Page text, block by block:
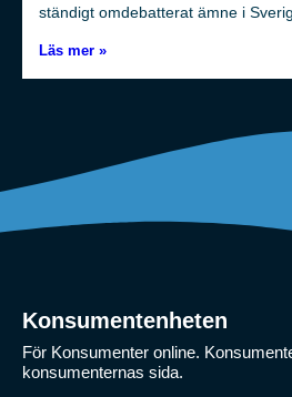
ständigt omdebatterat ämne i
Läs mer »
Konsumentenheten
För Konsumenter online.
konsumenternas sida.